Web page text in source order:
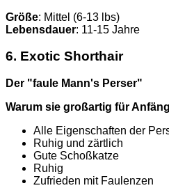
Größe: Mittel (6-13 lbs)
Lebensdauer: 11-15 Jahre
6. Exotic Shorthair
Der "faule Mann's Perser"
Warum sie großartig für
Alle Eigenschaften der
Ruhig und zärtlich
Gute Schoßkatze
Ruhig
Zufrieden mit Faulenzen